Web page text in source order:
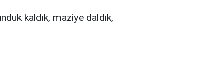
kaldık, maziye daldık,